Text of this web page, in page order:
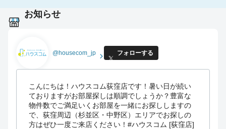
お知らせ
@housecom_jp フォローする
こんにちは！ハウスコム荻窪店です！暑い日が続い
ておりますがお部屋探しは順調でしょうか？豊富な
物件数でご満足いくお部屋を一緒にお探ししますの
で、荻窪周辺（杉並区・中野区）エリアでお探しの
方はぜひ一度ご来店ください！#ハウスコム [荻窪店]